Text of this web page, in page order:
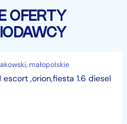
OFERTY
małopolskie
escort ,orion,fiesta 1.6 diesel